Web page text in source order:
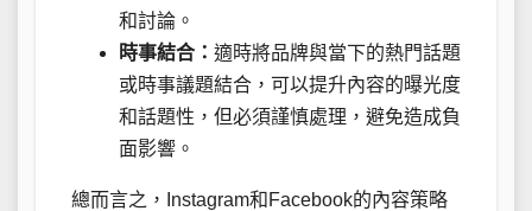
和討論。
時事結合： 適時將品牌與當下的熱門話題
或時事議題結合，可以提升內容的曝光度
和話題性，但必須謹慎處理，避免造成負
面影響。
總而言之，Instagram和Facebook的內容策略